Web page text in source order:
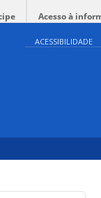
Acesso à
ACESSIBILIDADE